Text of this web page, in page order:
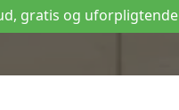
gratis og uforpligtende